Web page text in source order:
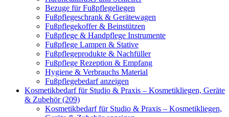
Bezuge für Fußpflegeliegen
Fußpflegeschrank & Gerätewagen
Fußpflegekoffer & Beinstützen
Fußpflege & Handpflege Instrumente
Fußpflege Lampen & Stative
Fußpflegeprodukte & Nachfüller
Fußpflege Rezeption & Empfang
Hygiene & Verbrauchs Material
Fußpflegebedarf anzeigen
Kosmetikbedarf für Studio & Praxis – Kosmetikliegen, Geräte
& Zubehör (209)
Kosmetikbedarf für Studio & Praxis – Kosmetikliegen,